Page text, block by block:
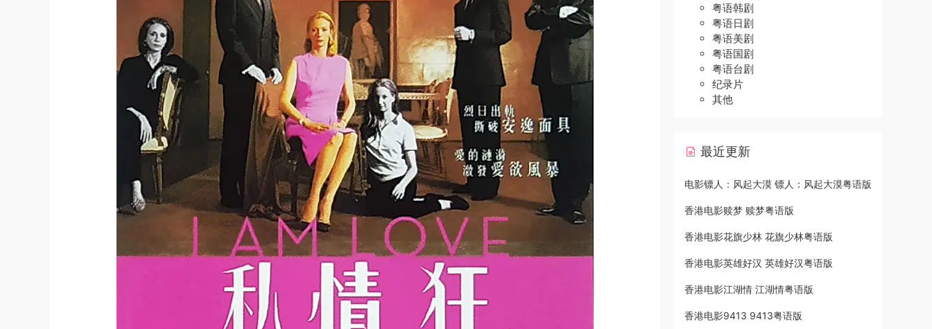
粤语韩剧
粤语日剧
粤语美剧
粤语国剧
粤语台剧
纪录片
其他
最近更新
电影镖人：风起大漠 镖人：风起大漠粤语版
香港电影赎梦 赎梦粤语版
香港电影花旗少林 花旗少林粤语版
香港电影英雄好汉 英雄好汉粤语版
香港电影江湖情 江湖情粤语版
香港电影9413 9413粤语版